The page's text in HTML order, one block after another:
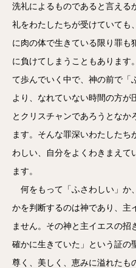
洗礼によるものであると言える
礼をわたしたちが受けていても
に肉の体で生きている限り罪も
に負けてしまうこともあります
て歩んでいく中で、神の前で「
より、なれていない時間の方が
とクリスチャンであろうとな
ます。そんな罪深いわたしたち
わしい、自分をよくわきまえて
ます。
何をもって「ふさわしい」か
かを判断するのは神であり、主
ません。その神と主イエスの
確かに生きていた」という証の
尊く、美しく、恵みに溢れたも